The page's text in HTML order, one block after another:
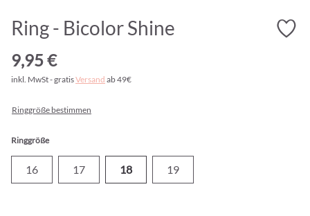
Ring - Bicolor Shine
9,95 €
inkl. MwSt - gratisVersand ab 49€
Ringgröße bestimmen
Ringgröße
16 17 18 19